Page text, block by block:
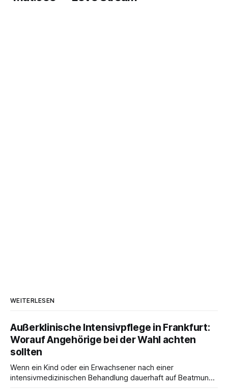
WEITERLESEN
Außerklinische Intensivpflege in Frankfurt:
Worauf Angehörige bei der Wahl achten
sollten
Wenn ein Kind oder ein Erwachsener nach einer
intensivmedizinischen Behandlung dauerhaft auf Beatmung